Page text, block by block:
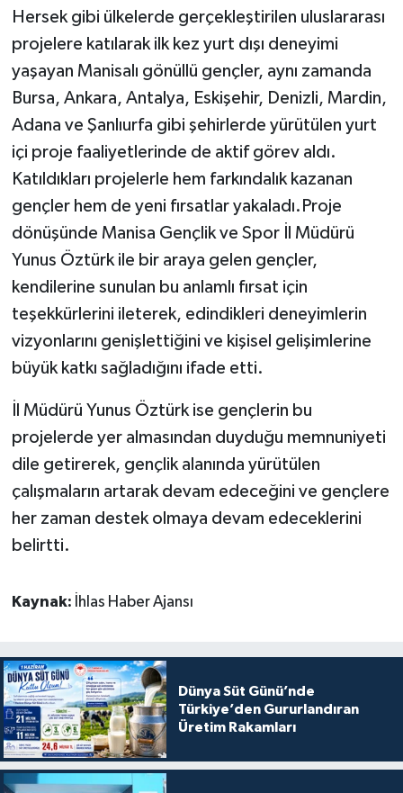
Hersek gibi ülkelerde gerçekleştirilen uluslararası
projelere katılarak ilk kez yurt dışı deneyimi
yaşayan Manisalı gönüllü gençler, aynı zamanda
Bursa, Ankara, Antalya, Eskişehir, Denizli, Mardin,
Adana ve Şanlıurfa gibi şehirlerde yürütülen yurt
içi proje faaliyetlerinde de aktif görev aldı.
Katıldıkları projelerle hem farkındalık kazanan
gençler hem de yeni fırsatlar yakaladı.Proje
dönüşünde Manisa Gençlik ve Spor İl Müdürü
Yunus Öztürk ile bir araya gelen gençler,
kendilerine sunulan bu anlamlı fırsat için
teşekkürlerini ileterek, edindikleri deneyimlerin
vizyonlarını genişlettiğini ve kişisel gelişimlerine
büyük katkı sağladığını ifade etti.
İl Müdürü Yunus Öztürk ise gençlerin bu
projelerde yer almasından duyduğu memnuniyeti
dile getirerek, gençlik alanında yürütülen
çalışmaların artarak devam edeceğini ve gençlere
her zaman destek olmaya devam edeceklerini
belirtti.
Kaynak: İhlas Haber Ajansı
Dünya Süt Günü’nde
Türkiye’den Gururlandıran
Üretim Rakamları